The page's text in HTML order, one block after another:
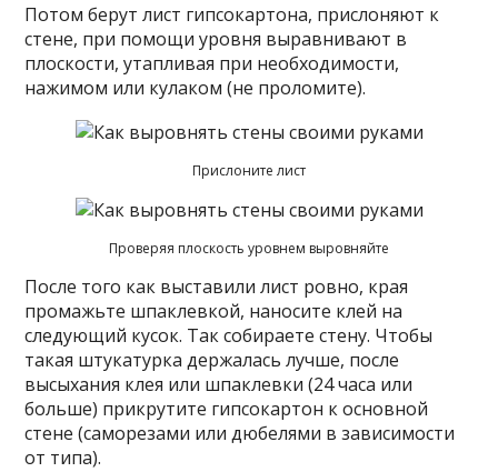
Потом берут лист гипсокартона, прислоняют к
стене, при помощи уровня выравнивают в
плоскости, утапливая при необходимости,
нажимом или кулаком (не проломите).
Прислоните лист
Проверяя плоскость уровнем выровняйте
После того как выставили лист ровно, края
промажьте шпаклевкой, наносите клей на
следующий кусок. Так собираете стену. Чтобы
такая штукатурка держалась лучше, после
высыхания клея или шпаклевки (24 часа или
больше) прикрутите гипсокартон к основной
стене (саморезами или дюбелями в зависимости
от типа).